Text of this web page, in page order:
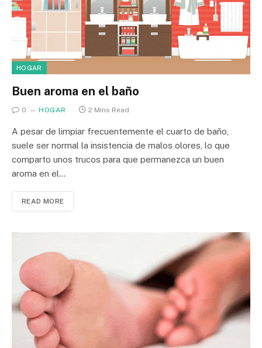
HOGAR
Buen aroma en el baño
0 HOGAR 2 Mins Read
A pesar de limpiar frecuentemente el cuarto de baño,
suele ser normal la insistencia de malos olores, lo que
comparto unos trucos para que permanezca un buen
aroma en el…
READ MORE